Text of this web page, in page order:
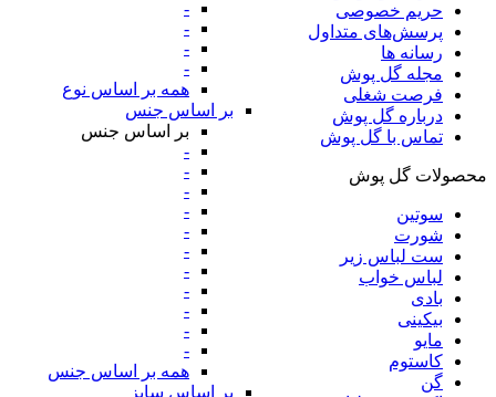
-
-
-
-
همه بر اساس نوع
بر اساس جنس
بر اساس جنس
-
-
-
-
-
-
-
-
-
-
-
همه بر اساس جنس
بر اساس سایز
حریم خصوصی
پرسش‌های متداول
رسانه ها
مجله گل پوش
فرصت شغلی
درباره گل پوش
تماس با گل پوش
محصولات گل پوش
سوتین
شورت
ست لباس زیر
لباس خواب
بادی
بیکینی
مایو
کاستوم
گن